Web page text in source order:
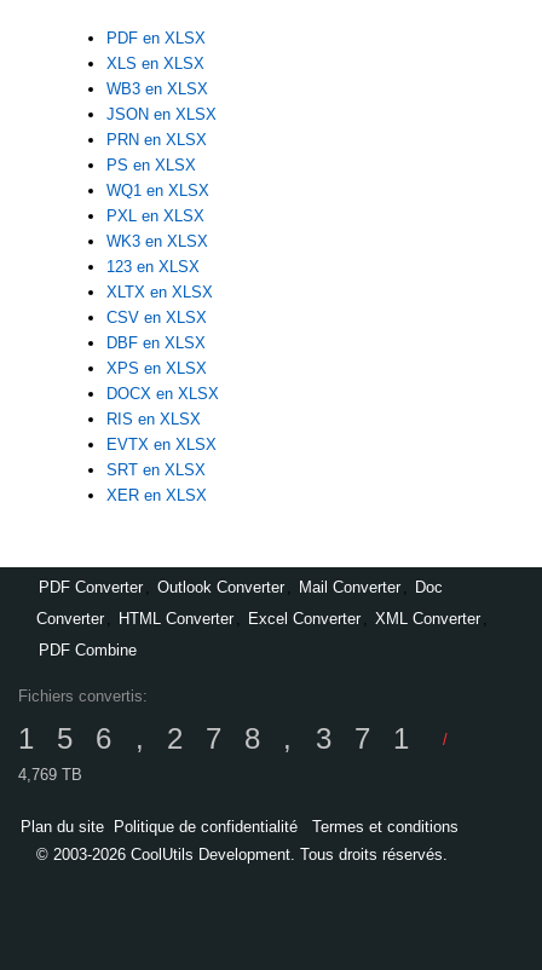
PDF en XLSX
XLS en XLSX
WB3 en XLSX
JSON en XLSX
PRN en XLSX
PS en XLSX
WQ1 en XLSX
PXL en XLSX
WK3 en XLSX
123 en XLSX
XLTX en XLSX
CSV en XLSX
DBF en XLSX
XPS en XLSX
DOCX en XLSX
RIS en XLSX
EVTX en XLSX
SRT en XLSX
XER en XLSX
PDF Converter Outlook Converter Mail Converter
Doc
Converter
HTML Converter Excel Converter XML Converter
PDF Combine
Fichiers convertis:
156,278,371
/
4,769 TB
Plan du site Politique de confidentialité
Termes et conditions
© 2003-2026 CoolUtils Development. Tous droits réservés.